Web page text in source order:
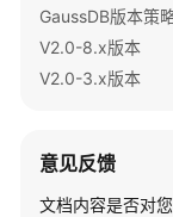
（集
中
式
开
发
GaussDB版本策
V2.0-8.x版本
V2.0-3.x版本
意见反馈
文档内容是否对您